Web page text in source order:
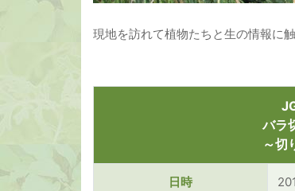
現地を訪れて植物たちと生の情報に
バラ
～切
日時